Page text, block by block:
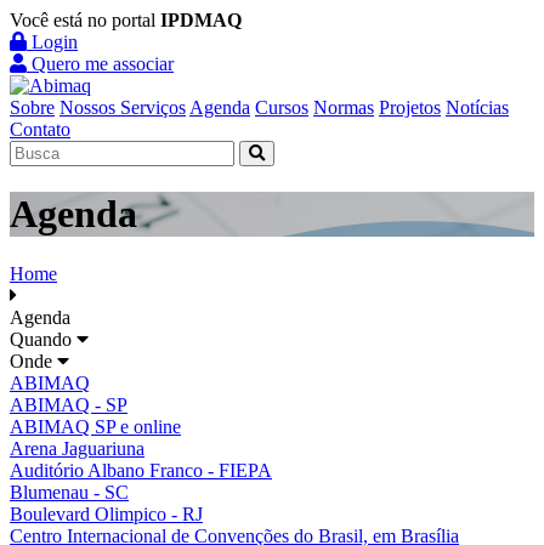
Você está no portal IPDMAQ
Login
Quero me associar
Sobre Nossos Serviços Agenda Cursos Normas Projetos Notícias
Contato
Agenda
Home
Agenda
Quando
Onde
ABIMAQ
ABIMAQ - SP
ABIMAQ SP e online
Arena Jaguariuna
Auditório Albano Franco - FIEPA
Blumenau - SC
Boulevard Olimpico - RJ
Centro Internacional de Convenções do Brasil, em Brasília